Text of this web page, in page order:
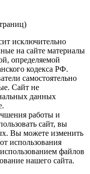
исключительно
на сайте материалы
определяемой
кодекса РФ.
самостоятельно
Сайт не
данных
работы и
сайт, вы
Вы можете изменить
использования
файлов
нашего сайта.